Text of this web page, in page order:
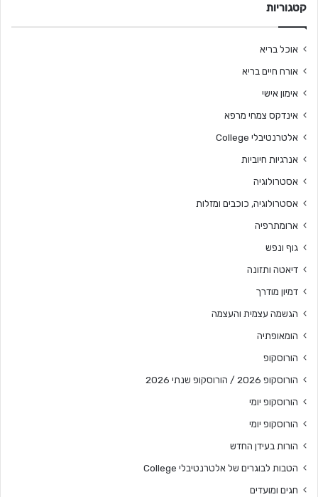
קטגוריות
אוכל בריא
אורח חיים בריא
אימון אישי
אינדקס צמחי מרפא
אלטרנטיבלי College
אנרגיות חיוביות
אסטרולוגיה
אסטרולוגיה, כוכבים ומזלות
ארומתרפיה
גוף ונפש
דיאטה ותזונה
דמיון מודרך
הגשמה עצמית והעצמה
הומאופתיה
הורוסקופ
הורוסקופ 2026 / הורוסקופ שנתי 2026
הורוסקופ יומי
הורוסקופ יומי
הורות בעידן החדש
הטבות לבוגרים של אלטרנטיבלי College
חגים ומועדים